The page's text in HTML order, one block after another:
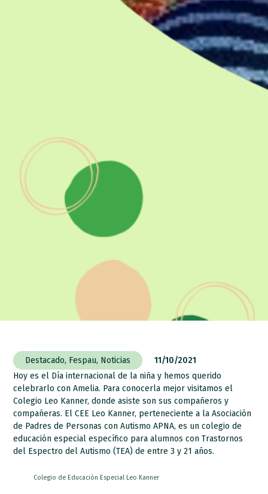
Destacado, Fespau, Noticias
11/10/2021
Hoy es el Día internacional de la niña y hemos querido
celebrarlo con Amelia. Para conocerla mejor visitamos el
Colegio Leo Kanner, donde asiste son sus compañeros y
compañeras. El CEE Leo Kanner, perteneciente a la Asociación
de Padres de Personas con Autismo APNA, es un colegio de
educación especial específico para alumnos con Trastornos
del Espectro del Autismo (TEA) de entre 3 y 21 años.
Colegio de Educación Especial Leo Kanner